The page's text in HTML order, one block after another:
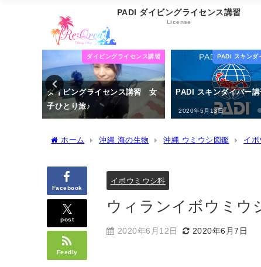
PADI ダイビングライセンス講習
License
PADI スキンダイバー講習
PADI スキンダイバー講習 🔰
2020年5月13日
PADI オープンウォ
沖縄 PADI オープン・
ター・ダイバー講習 🔰
ホーム 沖縄 海の生物 沖縄 ウミウシ図鑑 イ
Facebook
post
Feedly
イボウミウシ科
ウィランイボウミウ
2020年6月12日 2020年6月7日